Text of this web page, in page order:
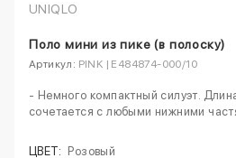
UNIQLO
Поло мини из пике (в полоску)
Артикул: PINK | E484874-000/10
- Немного компактный силуэт.
сочетается с любыми нижними
ЦВЕТ: Розовый